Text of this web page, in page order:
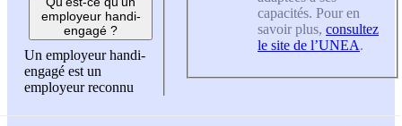
employeur handi-
engagé ?
Un employeur handi-
engagé est un
employeur reconnu
capacités. Pour en
savoir plus, consultez
le site de l’UNEA.